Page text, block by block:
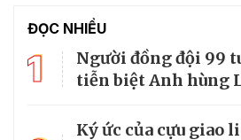
ĐỌC NHIỀU
1
Người đồng đội 99
tiễn biệt Anh hùng
Ký ức của cựu giao